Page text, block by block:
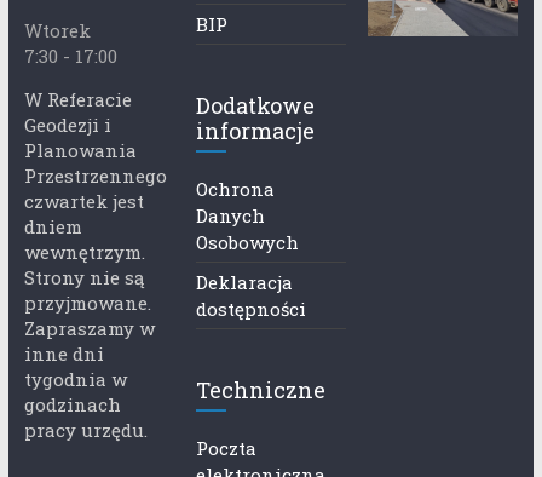
Wtorek
7:30 - 17:00
W Referacie
Geodezji i
Planowania
Przestrzennego
czwartek jest
dniem
wewnętrzym.
Strony nie są
przyjmowane.
Zapraszamy w
inne dni
tygodnia w
godzinach
pracy urzędu.
BIP
Dodatkowe
informacje
Ochrona
Danych
Osobowych
Deklaracja
dostępności
Techniczne
Poczta